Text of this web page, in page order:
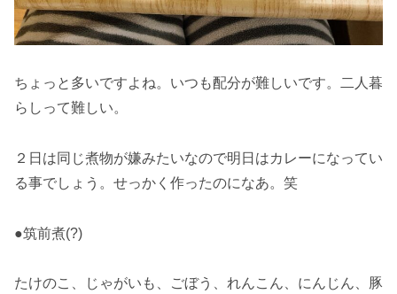
ちょっと多いですよね。いつも配分が難しいです。二人暮
らしって難しい。
２日は同じ煮物が嫌みたいなので明日はカレーになってい
る事でしょう。せっかく作ったのになあ。笑
●筑前煮(?)
たけのこ、じゃがいも、ごぼう、れんこん、にんじん、豚